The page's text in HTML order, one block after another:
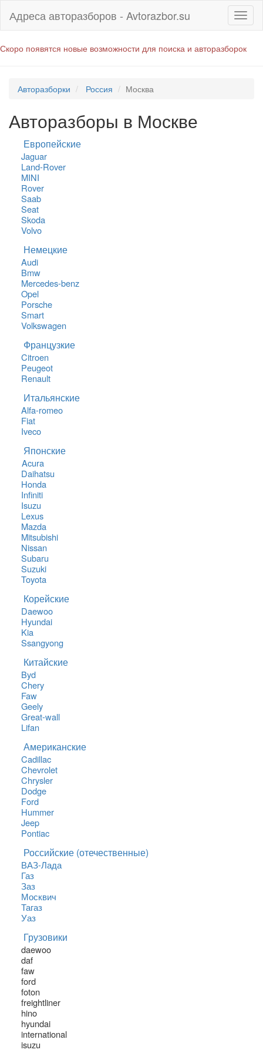
Адреса авторазборов - Avtorazbor.su
Скоро появятся новые возможности для поиска и авторазборок
Авторазборки Россия Москва
Авторазборы в Москве
Европейские
Jaguar
Land-Rover
MINI
Rover
Saab
Seat
Skoda
Volvo
Немецкие
Audi
Bmw
Mercedes-benz
Opel
Porsche
Smart
Volkswagen
Французкие
Citroen
Peugeot
Renault
Итальянские
Alfa-romeo
Fiat
Iveco
Японские
Acura
Daihatsu
Honda
Infiniti
Isuzu
Lexus
Mazda
Mitsubishi
Nissan
Subaru
Suzuki
Toyota
Корейские
Daewoo
Hyundai
Kia
Ssangyong
Китайские
Byd
Chery
Faw
Geely
Great-wall
Lifan
Американские
Cadillac
Chevrolet
Chrysler
Dodge
Ford
Hummer
Jeep
Pontiac
Российские (отечественные)
ВАЗ-Лада
Газ
Заз
Москвич
Тагаз
Уаз
Грузовики
daewoo
daf
faw
ford
foton
freightliner
hino
hyundai
international
isuzu